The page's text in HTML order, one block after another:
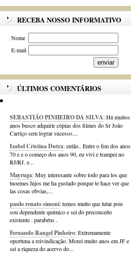
RECEBA NOSSO INFORMATIVO
Nome
E-mail
ÚLTIMOS COMENTÁRIOS
SEBASTIÃO PINHEIRO DA SILVA: Há muitos
anos busco adquirir cópias dos filmes do Sr João
Carriço sem lograr sucesso....
Izabel Cristina Dutra: então.. Entre o fim dos anos
70 e e o começo dos anos 90, eu vivi e trampei no
RJ/RJ. e...
Mayruga: Muy interesante sobre todo para los que
tnoemes hijos me ha gustado porque te hace ver que
las cosas obvias,...
paulo renato simoni: temos muito que lutar pois
sou dependente quimico e sei do preconceito
existente . parabéns .
Fernando Rangel Pinheiro: Extremamente
oportuna a reivindicação. Morei muito anos em JF e
sei a riqueza do acervo do...